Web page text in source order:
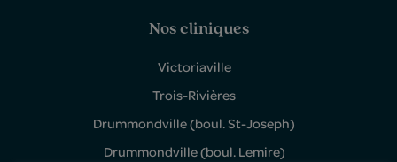
Nos cliniques
Victoriaville
Trois-Rivières
Drummondville (boul. St-Joseph)
Drummondville (boul. Lemire)